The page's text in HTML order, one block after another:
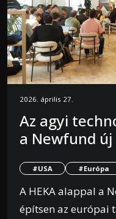
2026. április 27.
Az agyi
a Newfund új
#USA #Európa
A HEKA alappal a
építsen az európai